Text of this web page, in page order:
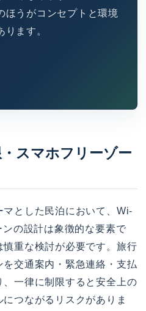
ほうがコンセプトと環境
ます。
スマホフリーゾー
とした民泊において、Wi-
の設計は象徴的な要素で
重な検討が必要です。旅行
交通案内・緊急連絡・支払
一律に制限すると安全上の
つながるリスクがありま